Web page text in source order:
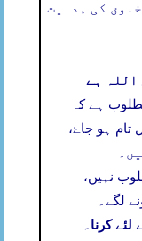
کی ہدایت
اللہ ہے
ہے کہ
ہو جاۓ،
نہیں،
لگے۔
کرنا۔